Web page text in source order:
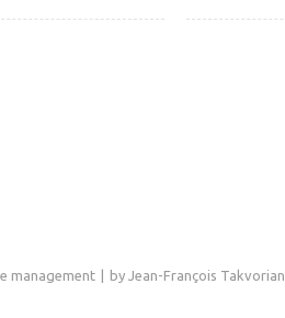
management by Jean-François Takvorian